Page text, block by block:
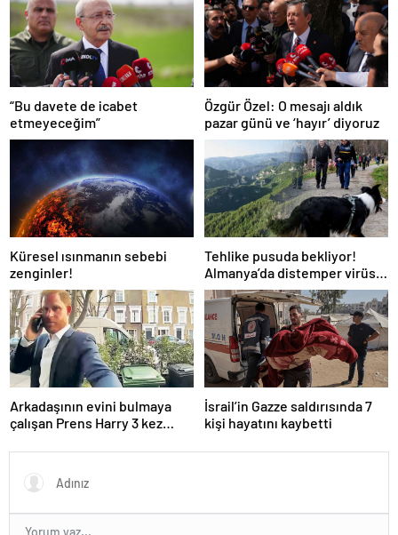
“Bu davete de icabet
etmeyeceğim”
Özgür Özel: O mesajı aldık
pazar günü ve ‘hayır’ diyoruz
Küresel ısınmanın sebebi
zenginler!
Tehlike pusuda bekliyor!
Almanya’da distemper virüsü
yayılıyor: Çoğu
kurtarılamayacak!
Arkadaşının evini bulmaya
çalışan Prens Harry 3 kez
İsrail’in Gazze saldırısında 7
kişi hayatını kaybetti